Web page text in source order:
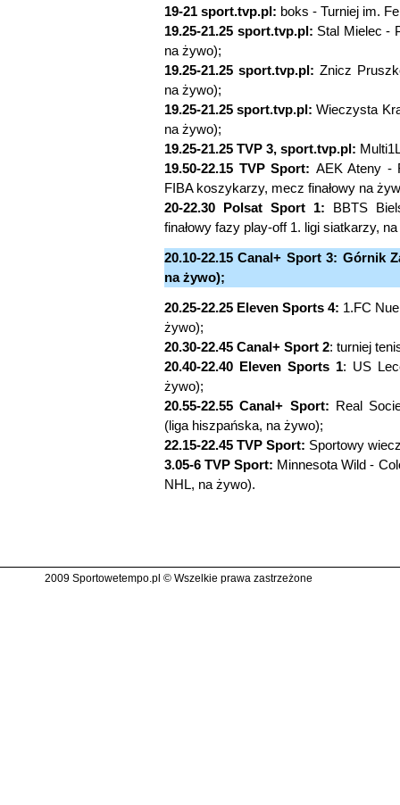
19-21 sport.tvp.pl: boks - Turniej im.
19.25-21.25 sport.tvp.pl: Stal Mielec -
na żywo);
19.25-21.25 sport.tvp.pl: Znicz
na żywo);
19.25-21.25 sport.tvp.pl: Wieczysta
na żywo);
19.25-21.25 TVP 3, sport.tvp.pl:
19.50-22.15 TVP Sport: AEK Ateny -
FIBA koszykarzy, mecz finałowy na
20-22.30 Polsat Sport 1: BBTS
finałowy fazy play-off 1. ligi siatkarzy,
20.10-22.15 Canal+ Sport 3: Górnik
na żywo);
20.25-22.25 Eleven Sports 4: 1.FC
żywo);
20.30-22.45 Canal+ Sport 2: turniej
20.40-22.40 Eleven Sports 1: US
żywo);
20.55-22.55 Canal+ Sport: Real
(liga hiszpańska, na żywo);
22.15-22.45 TVP Sport: Sportowy
3.05-6 TVP Sport: Minnesota Wild -
NHL, na żywo).
2009 Sportowetempo.pl © Wszelkie prawa zastrzeżone